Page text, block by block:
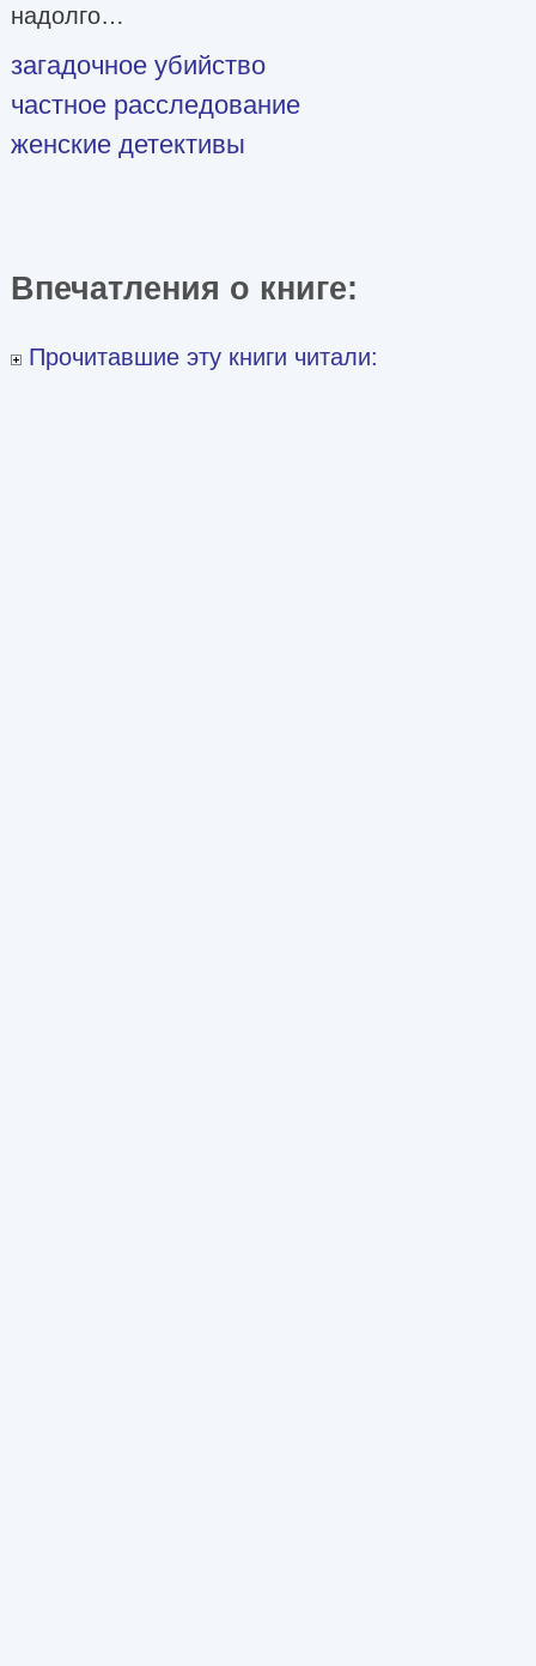
надолго…
загадочное убийство
частное расследование
женские детективы
Впечатления о книге:
Прочитавшие эту книги читали: